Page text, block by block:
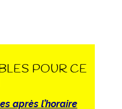
POUR CE
après l’horaire